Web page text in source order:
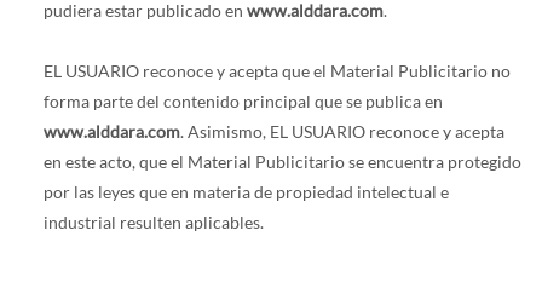
pudiera estar publicado en www.alddara.com.
EL USUARIO reconoce y acepta que el Material Publicitario no
forma parte del contenido principal que se publica en
www.alddara.com. Asimismo, EL USUARIO reconoce y acepta
en este acto, que el Material Publicitario se encuentra protegido
por las leyes que en materia de propiedad intelectual e
industrial resulten aplicables.